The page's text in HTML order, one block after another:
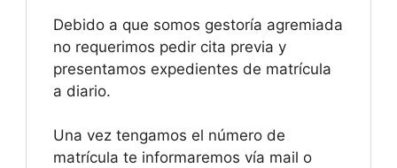
Debido a que somos gestoría agremiada
no requerimos pedir cita previa y
presentamos expedientes de matrícula
a diario.
Una vez tengamos el número de
matrícula te informaremos vía mail o